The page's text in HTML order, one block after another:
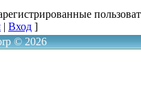
| Вход ]
© 2026